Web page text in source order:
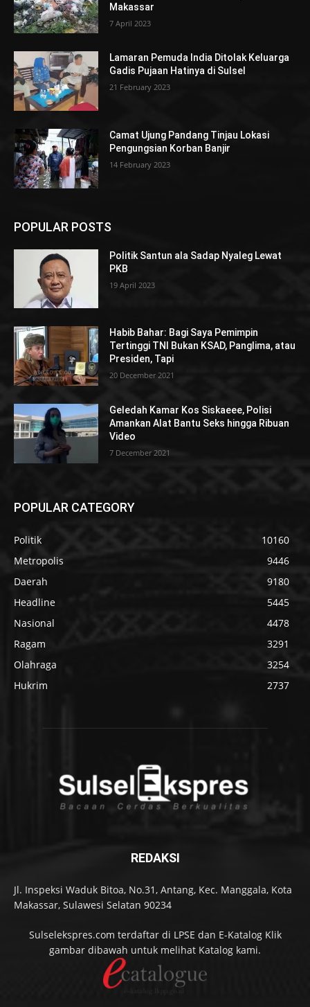
Makassar
7 April 2023
Lamaran Pemuda India Ditolak Keluarga
Gadis Pujaan Hatinya di Sulsel
21 February 2023
Camat Ujung Pandang Tinjau Lokasi
Pengungsian Korban Banjir
14 February 2023
POPULAR POSTS
Politik Santun ala Sadap Nyaleg Lewat
PKB
19 April 2023
Habib Bahar: Bagi Saya Pemimpin
Tertinggi TNI Bukan KSAD, Panglima, atau
Presiden, Tapi
20 December 2021
Geledah Kamar Kos Siskaeee, Polisi
Amankan Alat Bantu Seks hingga Ribuan
Video
7 December 2021
POPULAR CATEGORY
Politik
10160
Metropolis
9446
Daerah
9180
Headline
5445
Nasional
4478
Ragam
3291
Olahraga
3254
Hukrim
2737
REDAKSI
Jl. Inspeksi Waduk Bitoa, No.31, Antang, Kec. Manggala, Kota
Makassar, Sulawesi Selatan 90234
Sulselekspres.com terdaftar di LPSE dan E-Katalog Klik
gambar dibawah untuk melihat Katalog kami.